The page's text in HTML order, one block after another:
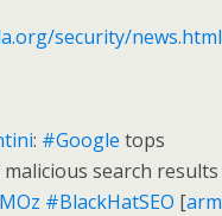
security/news.html
: #Google tops
search
#BlackHatSEO [